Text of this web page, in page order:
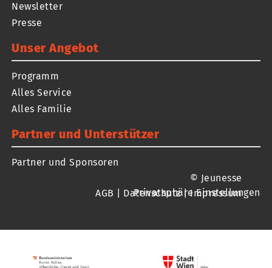
Newsletter
Presse
Unser Angebot
Programm
Alles Service
Alles Familie
Partner und Unterstützer
Partner und Sponsoren
© Jeunesse
AGB
Datenschutz|Impressum
Privatsphäre Einstellungen